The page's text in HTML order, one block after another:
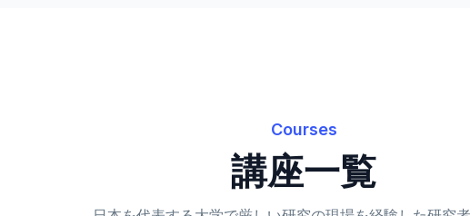
Courses
講座一覧